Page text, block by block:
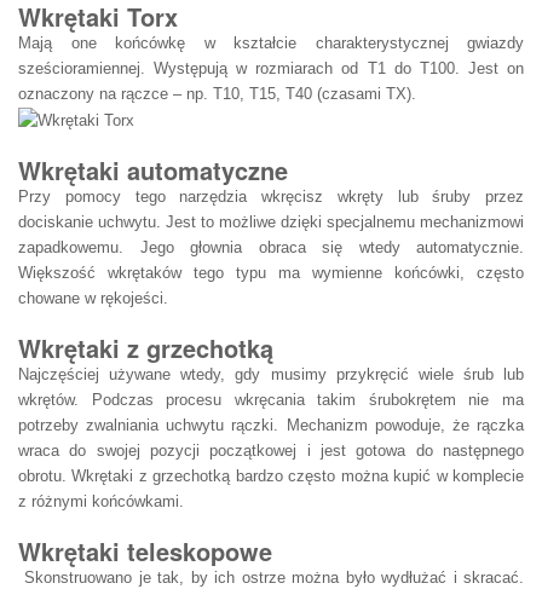
Wkrętaki Torx
Mają one końcówkę w kształcie charakterystycznej gwiazdy
sześcioramiennej. Występują w rozmiarach od T1 do T100. Jest on
oznaczony na rączce – np. T10, T15, T40 (czasami TX).
Wkrętaki automatyczne
Przy pomocy tego narzędzia wkręcisz wkręty lub śruby przez
dociskanie uchwytu. Jest to możliwe dzięki specjalnemu mechanizmowi
zapadkowemu. Jego głownia obraca się wtedy automatycznie.
Większość wkrętaków tego typu ma wymienne końcówki, często
chowane w rękojeści.
Wkrętaki z grzechotką
Najczęściej używane wtedy, gdy musimy przykręcić wiele śrub lub
wkrętów. Podczas procesu wkręcania takim śrubokrętem nie ma
potrzeby zwalniania uchwytu rączki. Mechanizm powoduje, że rączka
wraca do swojej pozycji początkowej i jest gotowa do następnego
obrotu. Wkrętaki z grzechotką bardzo często można kupić w komplecie
z różnymi końcówkami.
Wkrętaki teleskopowe
Skonstruowano je tak, by ich ostrze można było wydłużać i skracać.